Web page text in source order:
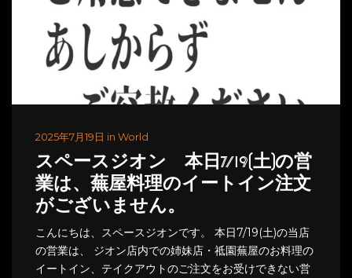
2025年7月19日 in World
スペースジオン 本日7/19(土)の営
業は、蕪屋料理のイートイン注文
がございません。
こんにちは、スペースジオンです。 本日7/19(土)の当店
の営業は、 ジオン店内での姉妹店・祗園蕪屋のお料理の
イートイン、テイクアウトのご注文をお受けできない営